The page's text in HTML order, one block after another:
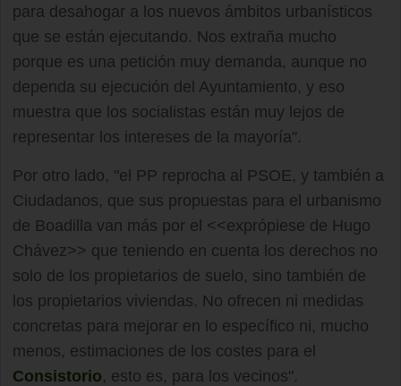
para desahogar a los nuevos ámbitos urbanísticos
que se están ejecutando. Nos extraña mucho
porque es una petición muy demanda, aunque no
dependa su ejecución del Ayuntamiento, y eso
muestra que los socialistas están muy lejos de
representar los intereses de la mayoría".
Por otro lado, "el PP reprocha al PSOE, y también a
Ciudadanos, que sus propuestas para el urbanismo
de Boadilla van más por el <<exprópiese de Hugo
Chávez>> que teniendo en cuenta los derechos no
solo de los propietarios de suelo, sino también de
los propietarios viviendas. No ofrecen ni medidas
concretas para mejorar en lo específico ni, mucho
menos, estimaciones de los costes para el
Consistorio, esto es, para los vecinos".